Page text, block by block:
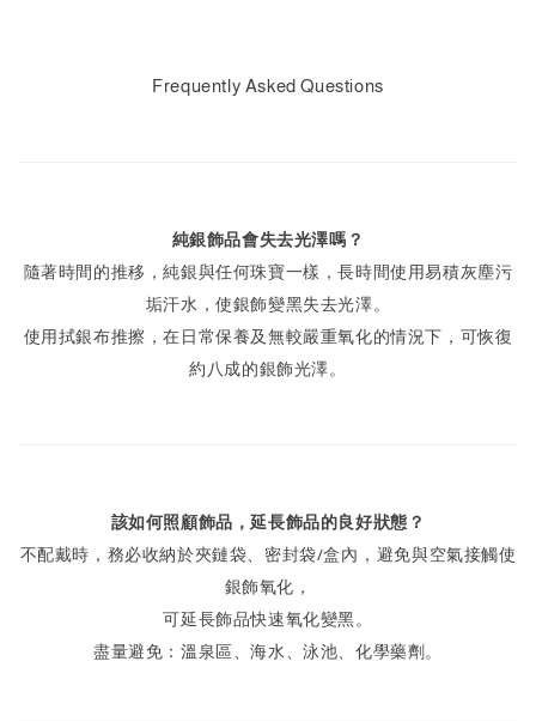
Frequently Asked Questions
純銀飾品會失去光澤嗎？
隨著時間的推移，純銀與任何珠寶一樣，長時間使用易積灰塵污
垢汗水，使銀飾變黑失去光澤。
使用拭銀布推擦，在日常保養及無較嚴重氧化的情況下，可恢復
約八成的銀飾光澤。
該如何照顧飾品，延長飾品的良好狀態？
不配戴時，務必收納於夾鏈袋、密封袋/盒內，避免與空氣接觸使
銀飾氧化，
可延長飾品快速氧化變黑。
盡量避免：溫泉區、海水、泳池、化學藥劑。